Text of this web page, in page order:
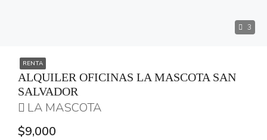
3
RENTA
ALQUILER OFICINAS LA MASCOTA SAN
SALVADOR
LA MASCOTA
$9,000